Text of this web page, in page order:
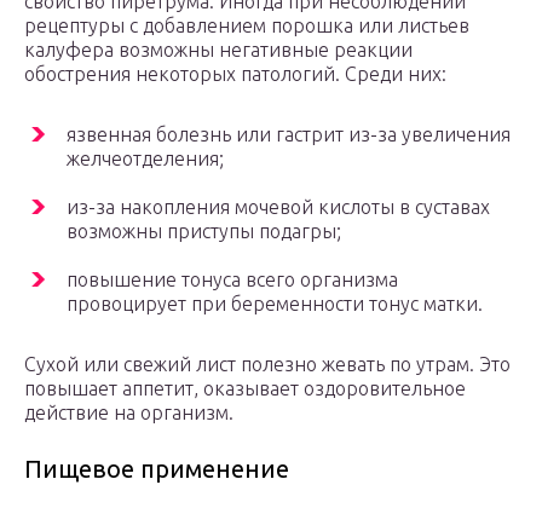
рецептуры с добавлением порошка или листьев
калуфера возможны негативные реакции
обострения некоторых патологий. Среди них:
язвенная болезнь или гастрит из-за увеличения
желчеотделения;
из-за накопления мочевой кислоты в суставах
возможны приступы подагры;
повышение тонуса всего организма
провоцирует при беременности тонус матки.
Сухой или свежий лист полезно жевать по утрам. Это
повышает аппетит, оказывает оздоровительное
действие на организм.
Пищевое применение